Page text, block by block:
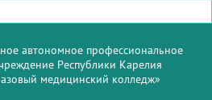
автономное профессиональное
Республики Карелия
медицинский колледж»